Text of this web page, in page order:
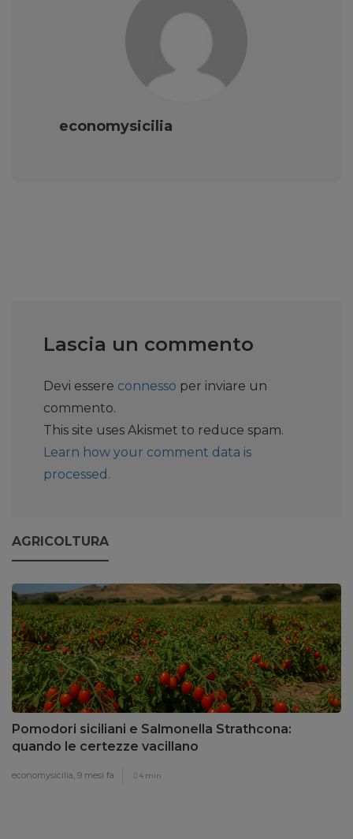
economysicilia
Lascia un commento
Devi essere connesso per inviare un
commento.
This site uses Akismet to reduce spam.
Learn how your comment data is
processed.
AGRICOLTURA
Pomodori siciliani e Salmonella Strathcona:
quando le certezze vacillano
economysicilia, 9 mesi fa 4 min